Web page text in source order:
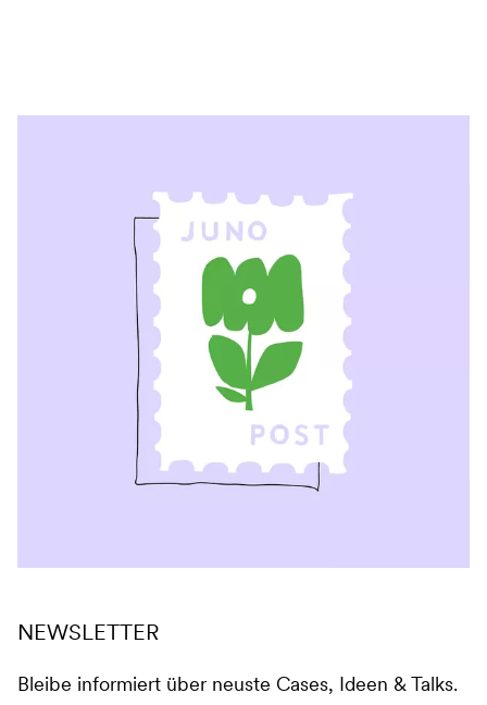
NEWSLETTER
Bleibe informiert über neuste Cases, Ideen & Talks.